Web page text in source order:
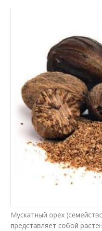
Мускатный орех
представляет собой